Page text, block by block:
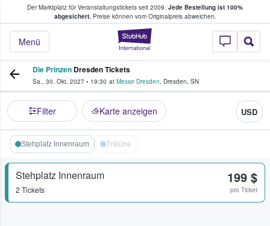
Der Marktplatz für Veranstaltungstickets seit 2009. Jede Bestellung ist 100%
abgesichert.Preise können vom Originalpreis abweichen.
StubHub - Wo
Menü
Tickets kaufen & verkaufen
Die Prinzen Dresden Tickets
Sa., 30. Okt. 2027 • 19:30 at Messe Dresden, Dresden, SN
Filter Karte anzeigen USD
Stehplatz Innenraum Tribüne
Stehplatz Innenraum
2 Tickets
199 $
pro Ticket